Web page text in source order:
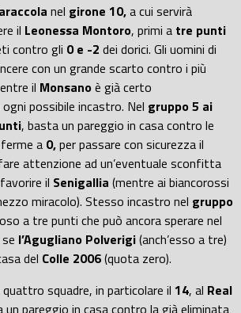
nel girone 10,a cui servirà
il Leonessa Montoro, primi a tre punti
contro gli 0 e -2 dei dorici. Gli uomini di
con un grande scarto contro i più
il Monsanoè già certo
ogni possibile incastro. Nel gruppo 5 ai
, basta un pareggio in casa contro le
a 0,per passare con sicurezza il
attenzione ad un’eventuale sconfitta
il Senigallia (mentre ai biancorossi
miracolo). Stesso incastro nel gruppo
a tre punti che può ancora sperare nel
l’Agugliano Polverigi(anch’esso a tre)
del Colle 2006(quota zero).
squadre, in particolare il 14, al Real
un pareggio in casa contro la già eliminata